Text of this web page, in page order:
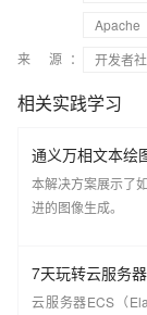
Apache
来 源：
开发者
相关实践学习
通义万相文本绘
本解决方案展示了
进的图像生成。
7天玩转云服务器
云服务器ECS（